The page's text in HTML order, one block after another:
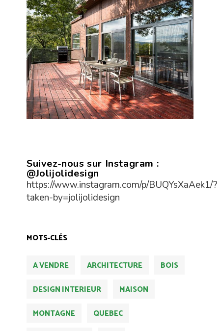
Suivez-nous sur Instagram :
@Jolijolidesign
https://www.instagram.com/p/BUQYsXaAek1/?
taken-by=jolijolidesign
MOTS-CLÉS
A VENDRE ARCHITECTURE
BOIS
DESIGN INTERIEUR
MAISON
MONTAGNE
QUEBEC